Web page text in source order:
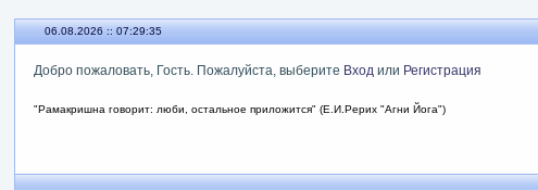
06.08.2026 :: 07:29:35
Добро пожаловать, Гость. Пожалуйста, выберите Вход или Регистрация
"Рамакришна говорит: люби, остальное приложится" (Е.И.Рерих "Агни Йога")